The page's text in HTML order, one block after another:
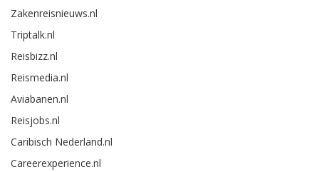
Zakenreisnieuws.nl
Triptalk.nl
Reisbizz.nl
Reismedia.nl
Aviabanen.nl
Reisjobs.nl
Caribisch Nederland.nl
Careerexperience.nl